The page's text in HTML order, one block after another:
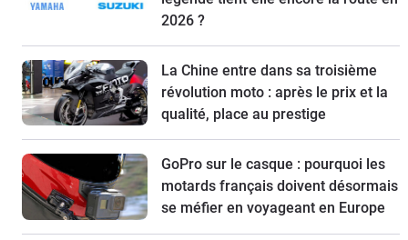
2026 ?
La Chine entre dans sa troisième
révolution moto : après le prix et la
qualité, place au prestige
GoPro sur le casque : pourquoi les
motards français doivent désormais
se méfier en voyageant en Europe